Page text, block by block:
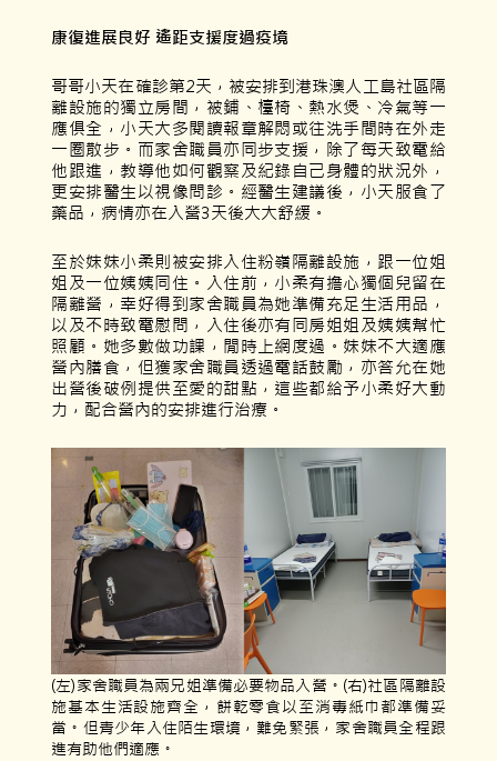
康復進展良好 遙距支援度過疫境
哥哥小天在確診第2天，被安排到港珠澳人工島社區隔
離設施的獨立房間，被鋪、檯椅、熱水煲、冷氣等一
應俱全，小天大多閱讀報章解悶或往洗手間時在外走
一圈散步。而家舍職員亦同步支援，除了每天致電給
他跟進，教導他如何觀察及紀錄自己身體的狀況外，
更安排醫生以視像問診。經醫生建議後，小天服食了
藥品，病情亦在入營3天後大大舒緩。
至於妹妹小柔則被安排入住粉嶺隔離設施，跟一位姐
姐及一位姨姨同住。入住前，小柔有擔心獨個兒留在
隔離營，幸好得到家舍職員為她準備充足生活用品，
以及不時致電慰問，入住後亦有同房姐姐及姨姨幫忙
照顧。她多數做功課，閒時上網度過。妹妹不大適應
營內膳食，但獲家舍職員透過電話鼓勵，亦答允在她
出營後破例提供至愛的甜點，這些都給予小柔好大動
力，配合營內的安排進行治療。
(左)家舍職員為兩兄姐準備必要物品入營。(右)社區隔離設
施基本生活設施齊全，餅乾零食以至消毒紙巾都準備妥
當。但青少年入住陌生環境，難免緊張，家舍職員全程跟
進有助他們適應。